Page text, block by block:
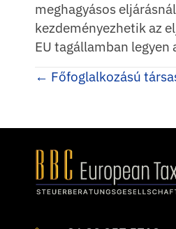
meghagyásos
kezdeményezhetik az
EU tagállamban legyen
Posts
← Főfoglalkozású